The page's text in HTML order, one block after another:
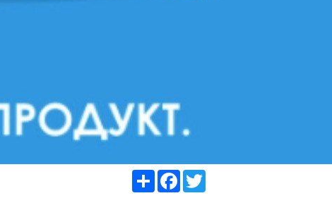
ShareFacebook